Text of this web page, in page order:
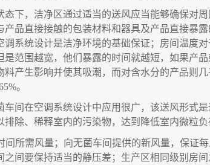
态下 ， 洁净区通过适当的送风应当能够确保对
产品直接接触的包装材料和器具及产品直接暴
调系统设计是洁净环境的基础保证 ； 房间温度
是范围越宽， 他们暴露的时间就越短 ， 如果产品
料产生影响并使其吸潮 ， 而对含水分的产品则
。
车间在空调系统设计中应用很广 ， 该送风形式
排除、稀释室内的污染物， 达到降低室内微粒
间所需风量 ； 向无菌车间提供的新风量 ， 保证
之间要保持适当的静压差 ； 生产区相同级别房